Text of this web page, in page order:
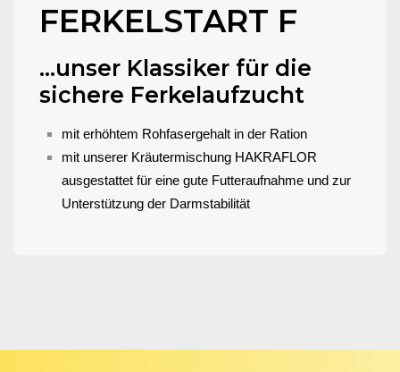
FERKELSTART F
...unser Klassiker für die
sichere Ferkelaufzucht
mit erhöhtem Rohfasergehalt in der Ration
mit unserer Kräutermischung HAKRAFLOR
ausgestattet für eine gute Futteraufnahme und zur
Unterstützung der Darmstabilität